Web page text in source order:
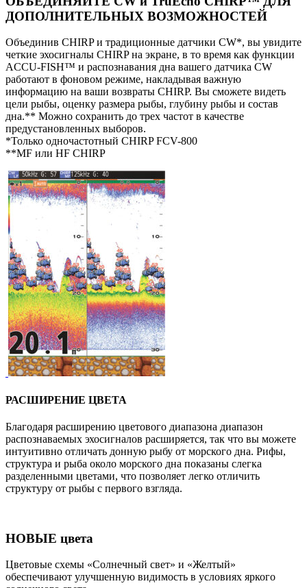
ДОПОЛНИТЕЛЬНЫХ ВОЗМОЖНОСТЕЙ
Объединив CHIRP и традиционные датчики CW*, вы увидите
четкие эхосигналы CHIRP на экране, в то время как функции
ACCU-FISH™ и распознавания дна вашего датчика CW
работают в фоновом режиме, накладывая важную
информацию на ваши возвраты CHIRP. Вы сможете видеть
цели рыбы, оценку размера рыбы, глубину рыбы и состав
дна.** Можно сохранить до трех частот в качестве
предустановленных выборов.
*Только одночастотный CHIRP FCV-800
**MF или HF CHIRP
РАСШИРЕНИЕ ЦВЕТА
Благодаря расширению цветового диапазона диапазон
распознаваемых эхосигналов расширяется, так что вы можете
интуитивно отличать донную рыбу от морского дна. Рифы,
структура и рыба около морского дна показаны слегка
разделенными цветами, что позволяет легко отличить
структуру от рыбы с первого взгляда.
НОВЫЕ цвета
Цветовые схемы «Солнечный свет» и «Желтый»
обеспечивают улучшенную видимость в условиях яркого